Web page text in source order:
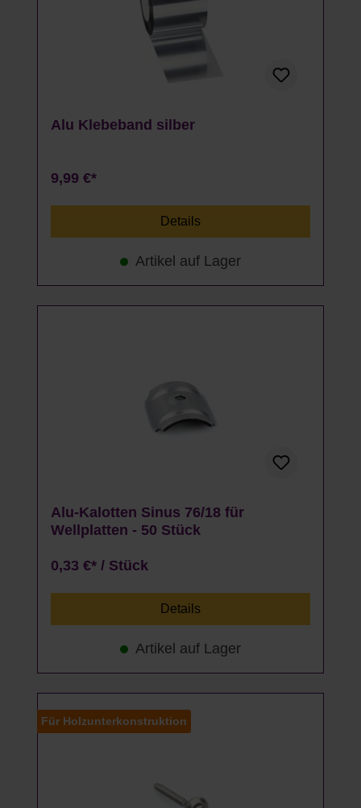
Alu Klebeband silber
9,99 €*
Details
Artikel auf Lager
Alu-Kalotten Sinus 76/18 für
Wellplatten - 50 Stück
0,33 €* / Stück
Details
Artikel auf Lager
Für Holzunterkonstruktion